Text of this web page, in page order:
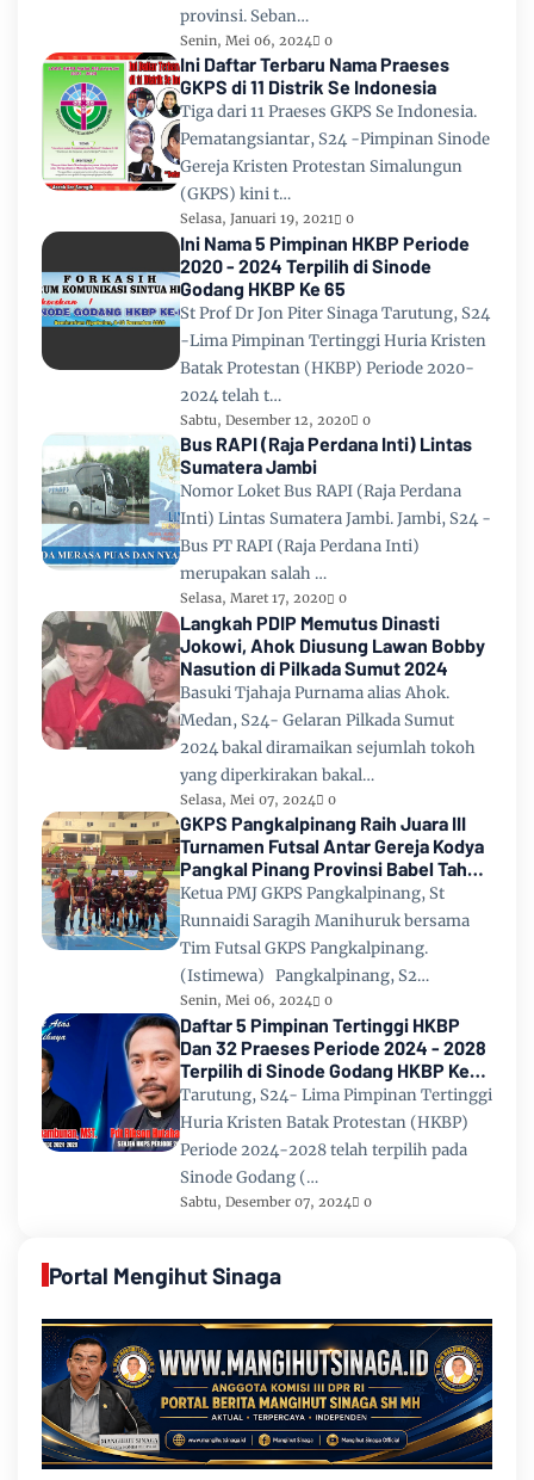
provinsi. Seban…
Senin, Mei 06, 2024 0
Ini Daftar Terbaru Nama Praeses
GKPS di 11 Distrik Se Indonesia
Tiga dari 11 Praeses GKPS Se Indonesia.
Pematangsiantar, S24 -Pimpinan Sinode
Gereja Kristen Protestan Simalungun
(GKPS) kini t…
Selasa, Januari 19, 2021 0
Ini Nama 5 Pimpinan HKBP Periode
2020 - 2024 Terpilih di Sinode
Godang HKBP Ke 65
St Prof Dr Jon Piter Sinaga Tarutung, S24
-Lima Pimpinan Tertinggi Huria Kristen
Batak Protestan (HKBP) Periode 2020-
2024 telah t…
Sabtu, Desember 12, 2020 0
Bus RAPI (Raja Perdana Inti) Lintas
Sumatera Jambi
Nomor Loket Bus RAPI (Raja Perdana
Inti) Lintas Sumatera Jambi. Jambi, S24 -
Bus PT RAPI (Raja Perdana Inti)
merupakan salah …
Selasa, Maret 17, 2020 0
Langkah PDIP Memutus Dinasti
Jokowi, Ahok Diusung Lawan Bobby
Nasution di Pilkada Sumut 2024
Basuki Tjahaja Purnama alias Ahok.
Medan, S24- Gelaran Pilkada Sumut
2024 bakal diramaikan sejumlah tokoh
yang diperkirakan bakal…
Selasa, Mei 07, 2024 0
GKPS Pangkalpinang Raih Juara III
Turnamen Futsal Antar Gereja Kodya
Pangkal Pinang Provinsi Babel Tahun
2024
Ketua PMJ GKPS Pangkalpinang, St
Runnaidi Saragih Manihuruk bersama
Tim Futsal GKPS Pangkalpinang.
(Istimewa) Pangkalpinang, S2…
Senin, Mei 06, 2024 0
Daftar 5 Pimpinan Tertinggi HKBP
Dan 32 Praeses Periode 2024 - 2028
Terpilih di Sinode Godang HKBP Ke
67 Tahun 2024
Tarutung, S24- Lima Pimpinan Tertinggi
Huria Kristen Batak Protestan (HKBP)
Periode 2024-2028 telah terpilih pada
Sinode Godang (…
Sabtu, Desember 07, 2024 0
Portal Mengihut Sinaga